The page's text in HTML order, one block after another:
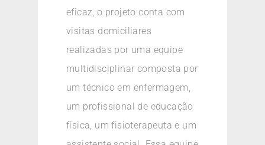
eficaz, o projeto conta com
visitas domiciliares
realizadas por uma equipe
multidisciplinar composta por
um técnico em enfermagem,
um profissional de educação
física, um fisioterapeuta e um